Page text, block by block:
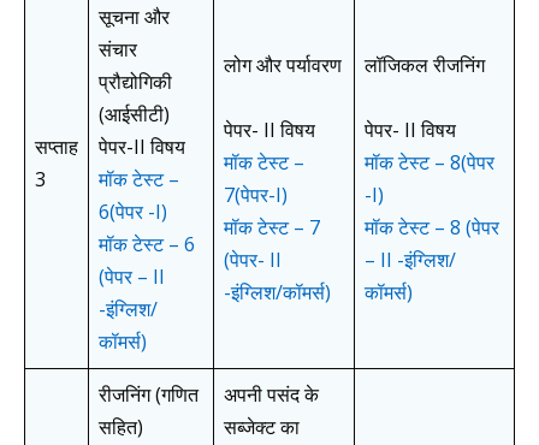
सप्ताह
3
सूचना और
संचार
प्रौद्योगिकी
(आईसीटी)
पेपर-II विषय
मॉक टेस्ट –
6(पेपर -I)
मॉक टेस्ट – 6
(पेपर – II
-इंग्लिश/
कॉमर्स)
लोग और पर्यावरण
पेपर- II विषय
मॉक टेस्ट –
7(पेपर-I)
मॉक टेस्ट – 7
(पेपर- II
-इंग्लिश/कॉमर्स)
लॉजिकल रीजनिंग
पेपर- II विषय
मॉक टेस्ट – 8(पेपर
-I)
मॉक टेस्ट – 8 (पेपर
– II -इंग्लिश/
कॉमर्स)
रीजनिंग (गणित
सहित)
अपनी पसंद के
सब्जेक्ट का